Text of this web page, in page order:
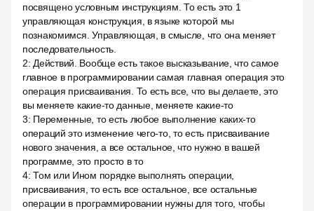
посвящено условным инструкциям. То есть это 1
управляющая конструкция, в языке которой мы
познакомимся. Управляющая, в смысле, что она меняет
последовательность.
2: Действий. Вообще есть такое высказывание, что самое
главное в программировании самая главная операция это
операция присваивания. То есть все, что вы делаете, это
вы меняете какие-то данные, меняете какие-то
3: Переменные, то есть любое выполнение каких-то
операций это изменение чего-то, то есть присваивание
нового значения, а все остальное, что нужно в вашей
программе, это просто в то
4:Том или Ином порядке выполнять операции,
присваивания, то есть все остальное, все остальные
операции в программировании нужны для того, чтобы